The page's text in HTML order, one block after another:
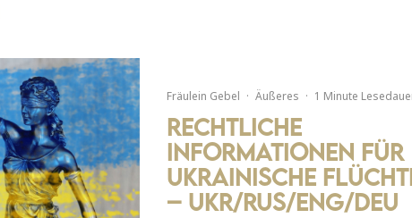
Fräulein Gebel · Äußeres · 1 Minute
Rechtliche
Informationen für
ukrainische
– UKR/RUS/ENG/DEU